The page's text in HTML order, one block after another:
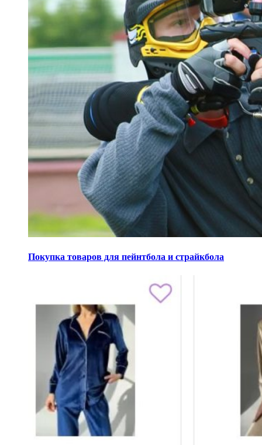
Покупка товаров для пейнтбола и страйкбола